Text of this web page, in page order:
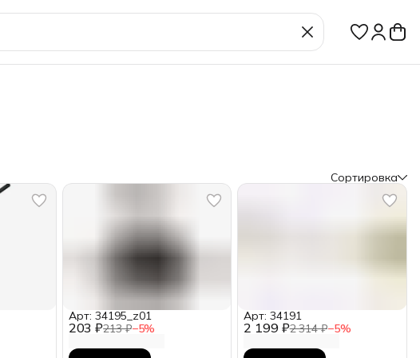
Сортировка
203 ₽213 ₽−5%
Арт: 34195_z01
2 199 ₽2 314 ₽−5%
Арт: 34191